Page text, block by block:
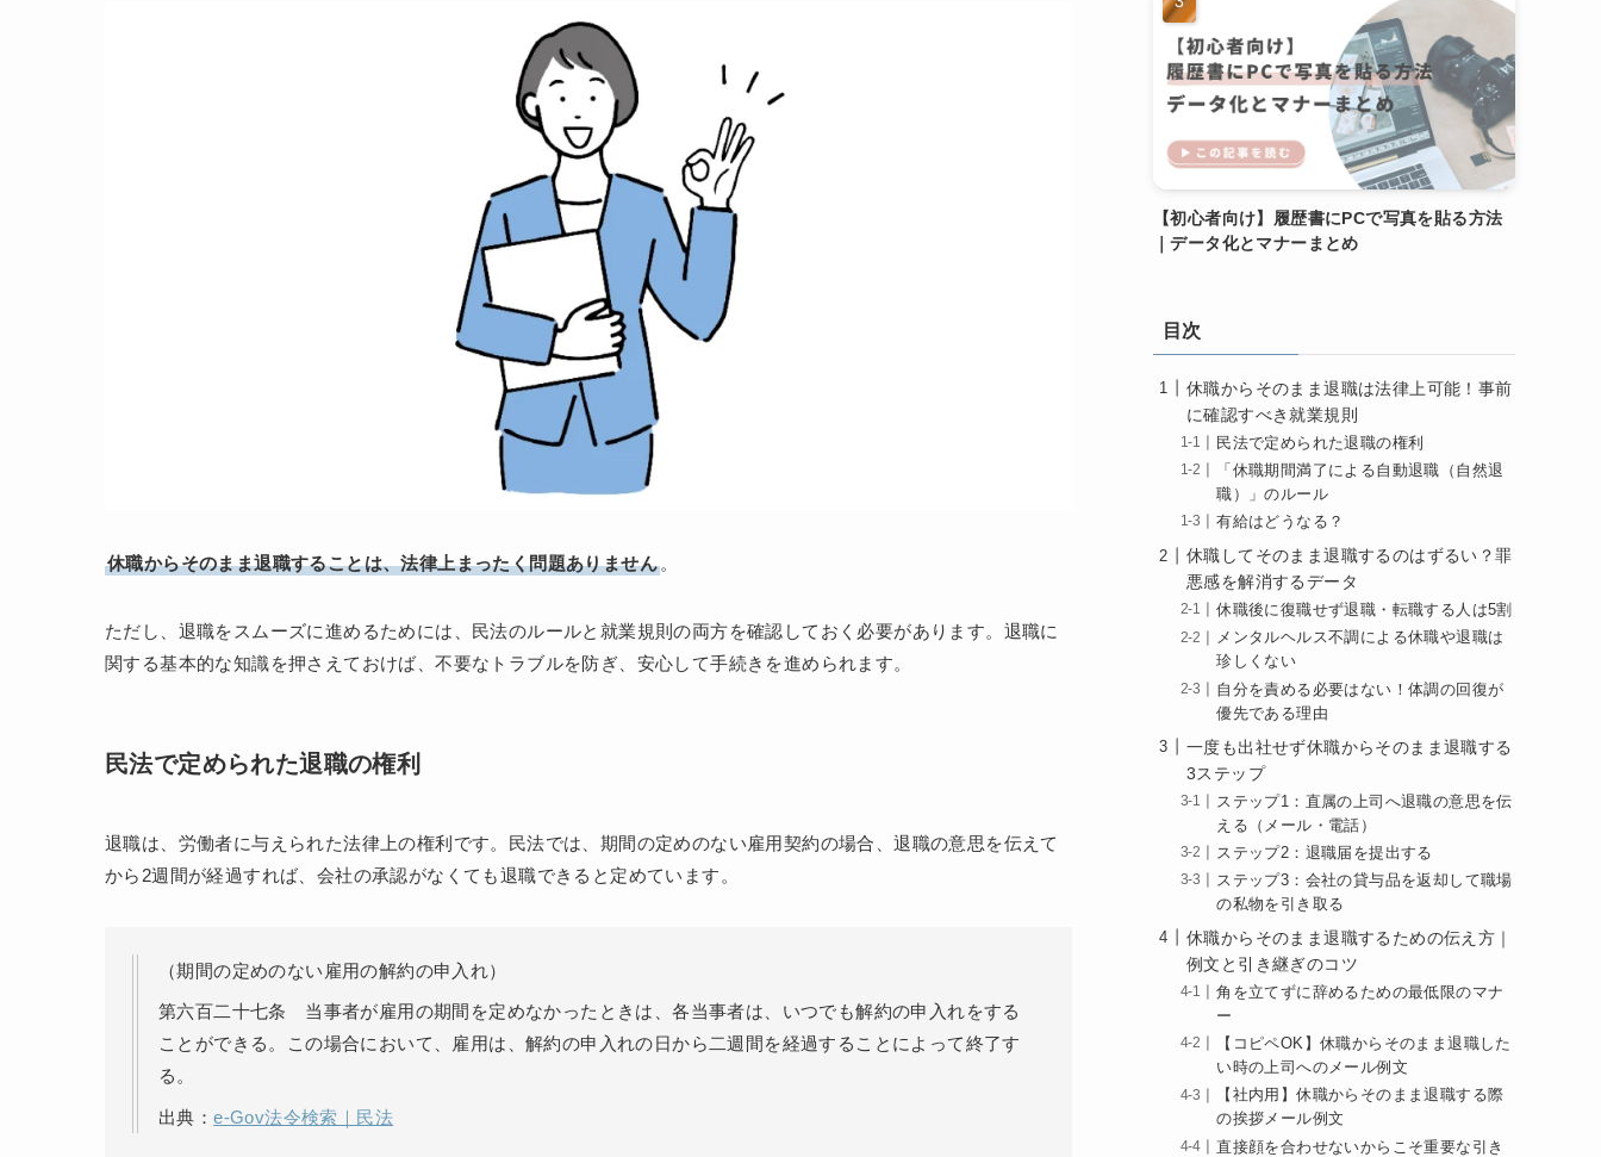
休職からそのまま退職することは、法律上まったく問題ありません 。
ただし、退職をスムーズに進めるためには、民法のルールと就業規則の両方を確認しておく必要があります。退職に
関する基本的な知識を押さえておけば、不要なトラブルを防ぎ、安心して手続きを進められます。
民法で定められた退職の権利
退職は、労働者に与えられた法律上の権利です。民法では、期間の定めのない雇用契約の場合、退職の意思を伝えて
から2週間が経過すれば、会社の承認がなくても退職できると定めています。
（期間の定めのない雇用の解約の申入れ）
第六百二十七条 当事者が雇用の期間を定めなかったときは、各当事者は、いつでも解約の申入れをする
ことができる。この場合において、雇用は、解約の申入れの日から二週間を経過することによって終了す
る。
出典：e-Gov法令検索｜民法
【初心者向け】履歴書にPCで写真を貼る方法
｜データ化とマナーまとめ
目次
休職からそのまま退職は法律上可能！事前
に確認すべき就業規則
民法で定められた退職の権利
「休職期間満了による自動退職（自然退
職）」のルール
有給はどうなる？
休職してそのまま退職するのはずるい？罪
悪感を解消するデータ
休職後に復職せず退職・転職する人は5割
メンタルヘルス不調による休職や退職は
珍しくない
自分を責める必要はない！体調の回復が
優先である理由
一度も出社せず休職からそのまま退職する
3ステップ
ステップ1：直属の上司へ退職の意思を伝
える（メール・電話）
ステップ2：退職届を提出する
ステップ3：会社の貸与品を返却して職場
の私物を引き取る
休職からそのまま退職するための伝え方｜
例文と引き継ぎのコツ
角を立てずに辞めるための最低限のマナ
ー
【コピペOK】休職からそのまま退職した
い時の上司へのメール例文
【社内用】休職からそのまま退職する際
の挨拶メール例文
直接顔を合わせないからこそ重要な引き